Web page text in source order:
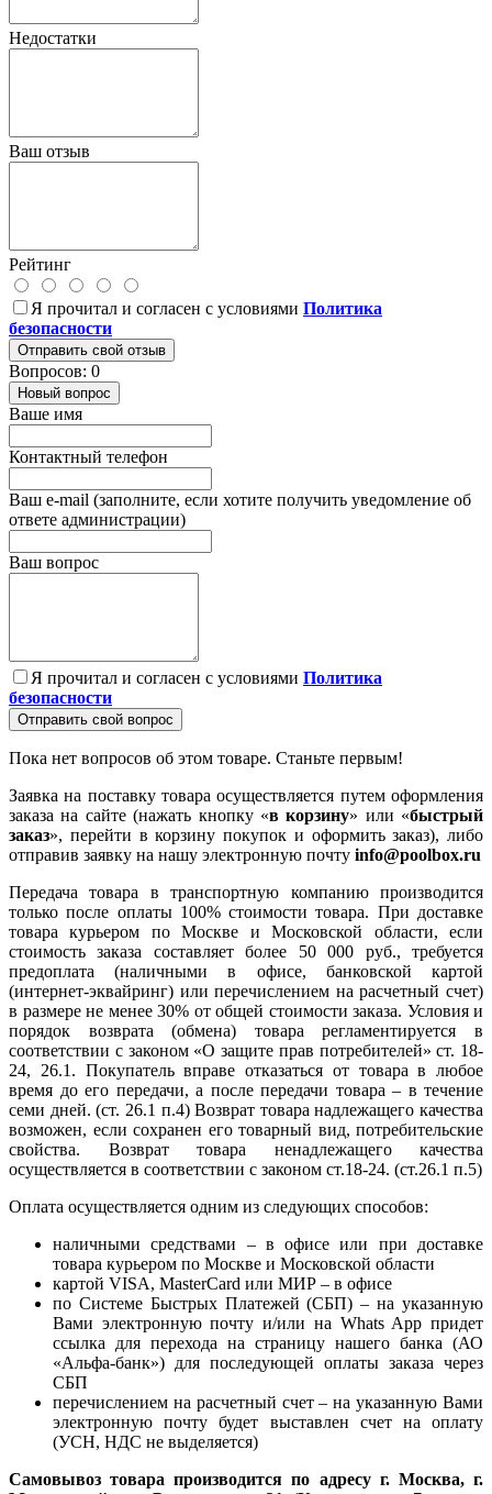
Недостатки
Ваш отзыв
Рейтинг
Я прочитал и согласен с условиями Политика
безопасности
Отправить свой отзыв
Вопросов: 0
Новый вопрос
Ваше имя
Контактный телефон
Ваш e-mail (заполните, если хотите получить уведомление об
ответе администрации)
Ваш вопрос
Я прочитал и согласен с условиями Политика
безопасности
Отправить свой вопрос
Пока нет вопросов об этом товаре. Станьте первым!
Заявка на поставку товара осуществляется путем оформления
заказа на сайте (нажать кнопку «в корзину» или «быстрый
заказ», перейти в корзину покупок и оформить заказ), либо
отправив заявку на нашу электронную почту info@poolbox.ru
Передача товара в транспортную компанию производится
только после оплаты 100% стоимости товара. При доставке
товара курьером по Москве и Московской области, если
стоимость заказа составляет более 50 000 руб., требуется
предоплата (наличными в офисе, банковской картой
(интернет-эквайринг) или перечислением на расчетный счет)
в размере не менее 30% от общей стоимости заказа. Условия и
порядок возврата (обмена) товара регламентируется в
соответствии с законом «О защите прав потребителей» ст. 18-
24, 26.1. Покупатель вправе отказаться от товара в любое
время до его передачи, а после передачи товара – в течение
семи дней. (ст. 26.1 п.4) Возврат товара надлежащего качества
возможен, если сохранен его товарный вид, потребительские
свойства. Возврат товара ненадлежащего качества
осуществляется в соответствии с законом ст.18-24. (ст.26.1 п.5)
Оплата осуществляется одним из следующих способов:
наличными средствами – в офисе или при доставке
товара курьером по Москве и Московской области
картой VISA, MasterCard или МИР – в офисе
по Системе Быстрых Платежей (СБП) – на указанную
Вами электронную почту и/или на Whats App придет
ссылка для перехода на страницу нашего банка (АО
«Альфа-банк») для последующей оплаты заказа через
СБП
перечислением на расчетный счет – на указанную Вами
электронную почту будет выставлен счет на оплату
(УСН, НДС не выделяется)
Самовывоз товара производится по адресу г. Москва, г.